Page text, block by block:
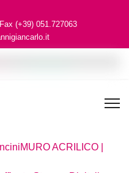
Fax (+39) 051.727063
MURO ACRILICO | Carta